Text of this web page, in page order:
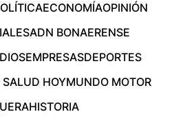
ECONOMÍAOPINIÓN
ADN BONAERENSE
EMPRESASDEPORTES
HOYMUNDO MOTOR
HISTORIA